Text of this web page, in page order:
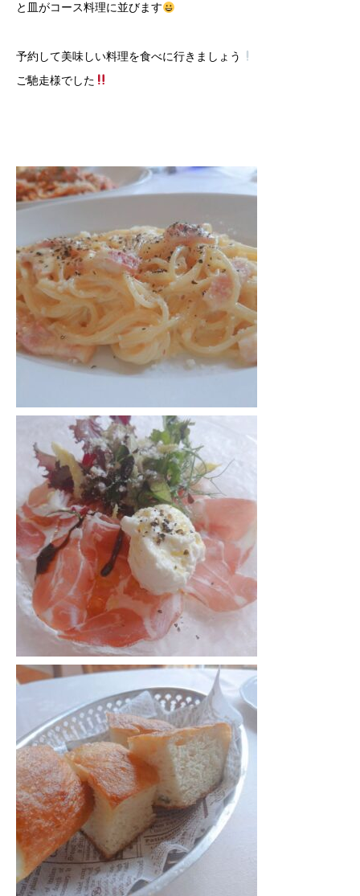
と皿がコース料理に並びます
予約して美味しい料理を食べに行きましょう
ご馳走様でした